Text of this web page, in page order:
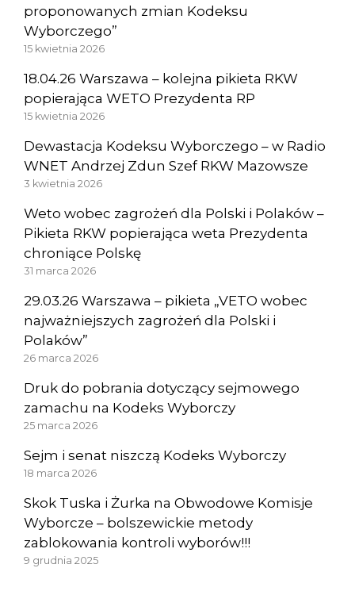
proponowanych zmian Kodeksu
Wyborczego”
15 kwietnia 2026
18.04.26 Warszawa – kolejna pikieta RKW
popierająca WETO Prezydenta RP
15 kwietnia 2026
Dewastacja Kodeksu Wyborczego – w Radio
WNET Andrzej Zdun Szef RKW Mazowsze
3 kwietnia 2026
Weto wobec zagrożeń dla Polski i Polaków –
Pikieta RKW popierająca weta Prezydenta
chroniące Polskę
31 marca 2026
29.03.26 Warszawa – pikieta „VETO wobec
najważniejszych zagrożeń dla Polski i
Polaków”
26 marca 2026
Druk do pobrania dotyczący sejmowego
zamachu na Kodeks Wyborczy
25 marca 2026
Sejm i senat niszczą Kodeks Wyborczy
18 marca 2026
Skok Tuska i Żurka na Obwodowe Komisje
Wyborcze – bolszewickie metody
zablokowania kontroli wyborów!!!
9 grudnia 2025